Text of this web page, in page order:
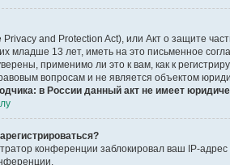
Privacy and Protection Act), или Акт о защите
младше 13 лет, иметь на это письменное
применимо ли это к вам, как к
вопросам и не является объектом
в России данный акт не имеет
конференции заблокировал ваш IP-